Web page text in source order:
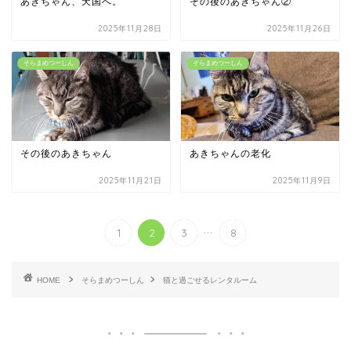
2025年11月28日 2025年11月26日
そらまめつーしん
その後のあきちゃん
2025年11月21日
そらまめつーしん
あきちゃんの老化
2025年11月9日
1 2 3 ... 8
HOME そらまめつーしん 猫と過ごせるレンタルーム